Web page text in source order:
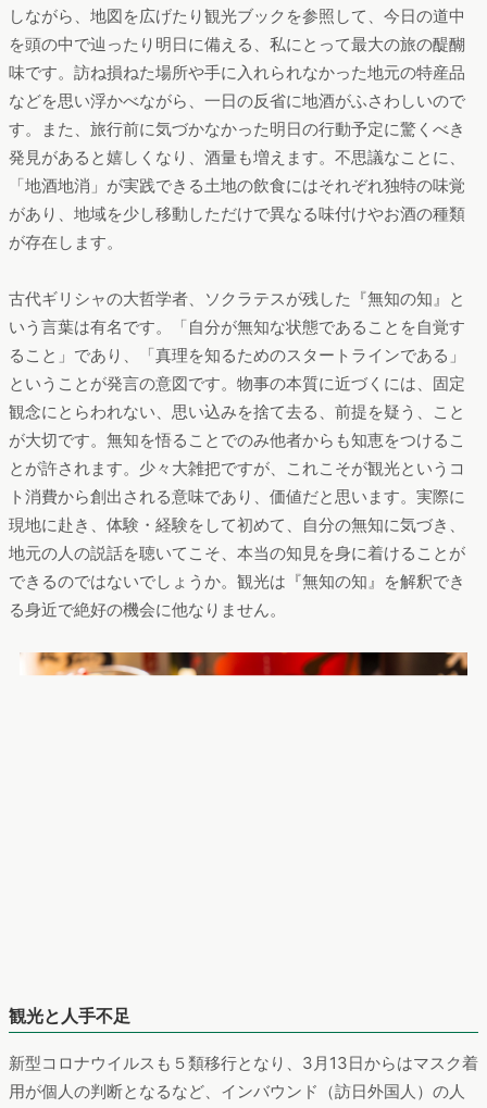
しながら、地図を広げたり観光ブックを参照して、今日の道中
を頭の中で辿ったり明日に備える、私にとって最大の旅の醍醐
味です。訪ね損ねた場所や手に入れられなかった地元の特産品
などを思い浮かべながら、一日の反省に地酒がふさわしいので
す。また、旅行前に気づかなかった明日の行動予定に驚くべき
発見があると嬉しくなり、酒量も増えます。不思議なことに、
「地酒地消」が実践できる土地の飲食にはそれぞれ独特の味覚
があり、地域を少し移動しただけで異なる味付けやお酒の種類
が存在します。
古代ギリシャの大哲学者、ソクラテスが残した『無知の知』と
いう言葉は有名です。「自分が無知な状態であることを自覚す
ること」であり、「真理を知るためのスタートラインである」
ということが発言の意図です。物事の本質に近づくには、固定
観念にとらわれない、思い込みを捨て去る、前提を疑う、こと
が大切です。無知を悟ることでのみ他者からも知恵をつけるこ
とが許されます。少々大雑把ですが、これこそが観光というコ
ト消費から創出される意味であり、価値だと思います。実際に
現地に赴き、体験・経験をして初めて、自分の無知に気づき、
地元の人の説話を聴いてこそ、本当の知見を身に着けることが
できるのではないでしょうか。観光は『無知の知』を解釈でき
る身近で絶好の機会に他なりません。
観光と人手不足
新型コロナウイルスも５類移行となり、3月13日からはマスク着
用が個人の判断となるなど、インバウンド（訪日外国人）の人